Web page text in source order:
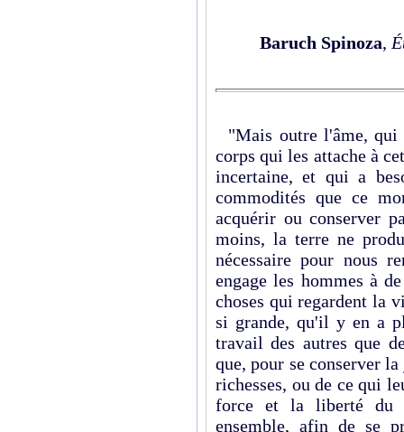
Baruch Spinoza,
"Mais outre l'âme, qui
corps qui les attache à
incertaine, et qui a
commodités que ce
acquérir ou conserver
moins, la terre ne
nécessaire pour nous
engage les hommes à
choses qui regardent la
si grande, qu'il y en a
travail des autres que
que, pour se conserver
richesses, ou de ce qui
force et la liberté du
ensemble, afin de se